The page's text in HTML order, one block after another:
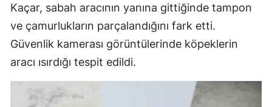
Kaçar, sabah aracının yanına gittiğinde tampon
ve çamurlukların parçalandığını fark etti.
Güvenlik kamerası görüntülerinde köpeklerin
aracı ısırdığı tespit edildi.